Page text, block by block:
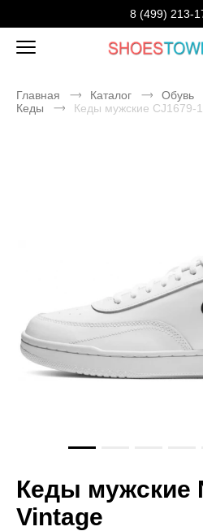
8 (499) 213-
Главная Каталог Обувь
Кеды
Кеды мужские CJ1679-
Кеды мужские
Vintage